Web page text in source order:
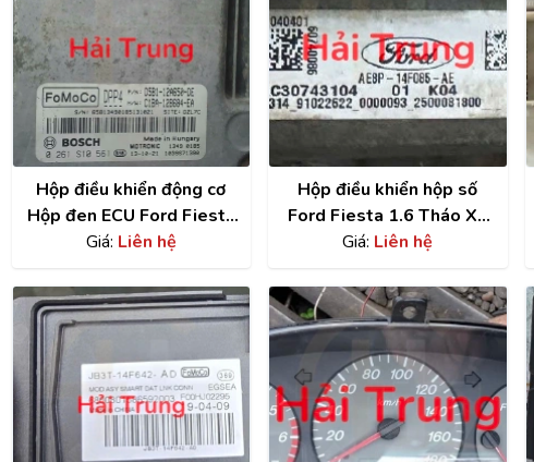
Hộp điều khiển động cơ
Hộp đen ECU Ford Fiesta
1.0 Tháo Xe D5B1-
Giá: Liên hệ
Hộp điều khiển hộp số
Ford Fiesta 1.6 Tháo Xe
AE8P-14F085-AE
Giá: Liên hệ